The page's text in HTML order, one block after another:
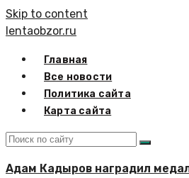
Skip to content
lentaobzor.ru
Главная
Все новости
Политика сайта
Карта сайта
Адам Кадыров наградил